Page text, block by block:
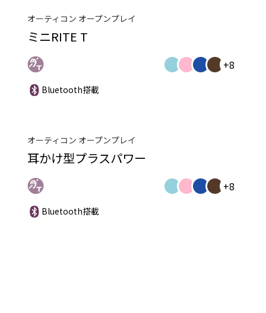
オーティコン オープンプレイ
ミニRITE T
+8
Bluetooth搭載
オーティコン オープンプレイ
耳かけ型プラスパワー
+8
Bluetooth搭載